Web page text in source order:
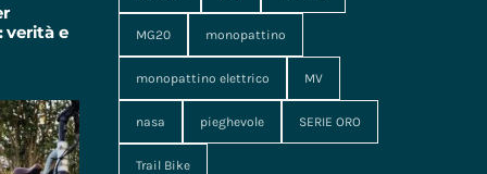
e
MG20 monopattino
monopattino elettrico MV
nasa pieghevole SERIE ORO
Trail Bike